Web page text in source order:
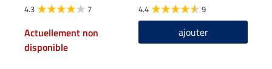
4.3 7
Actuellement non
disponible
4.4 9
ajouter